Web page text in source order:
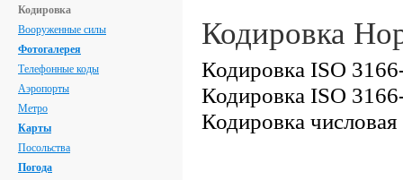
Кодировка
Вооруженные силы
Фотогалерея
Телефонные коды
Аэропорты
Метро
Карты
Посольства
Погода
Кодировка
Кодировка ISO
Кодировка ISO
Кодировка